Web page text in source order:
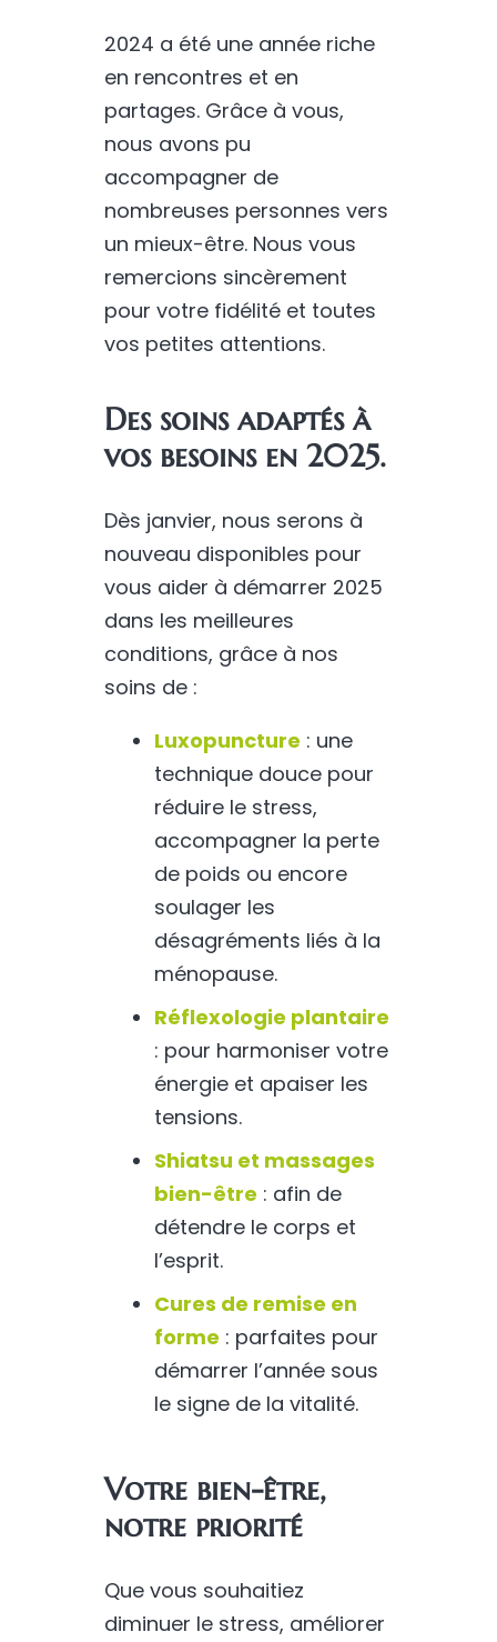
2024 a été une année riche
en rencontres et en
partages. Grâce à vous,
nous avons pu
accompagner de
nombreuses personnes vers
un mieux-être. Nous vous
remercions sincèrement
pour votre fidélité et toutes
vos petites attentions.
Des soins adaptés à
vos besoins en 2025.
Dès janvier, nous serons à
nouveau disponibles pour
vous aider à démarrer 2025
dans les meilleures
conditions, grâce à nos
soins de :
Luxopuncture : une
technique douce pour
réduire le stress,
accompagner la perte
de poids ou encore
soulager les
désagréments liés à la
ménopause.
Réflexologie plantaire
: pour harmoniser votre
énergie et apaiser les
tensions.
Shiatsu et massages
bien-être : afin de
détendre le corps et
l’esprit.
Cures de remise en
forme : parfaites pour
démarrer l’année sous
le signe de la vitalité.
Votre bien-être,
notre priorité
Que vous souhaitiez
diminuer le stress, améliorer